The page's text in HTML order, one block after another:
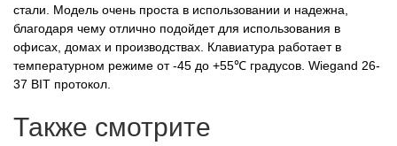
стали. Модель очень проста в использовании и надежна,
благодаря чему отлично подойдет для использования в
офисах, домах и производствах. Клавиатура работает в
температурном режиме от -45 до +55℃ градусов. Wiegand 26-
37 BIT протокол.
Также смотрите